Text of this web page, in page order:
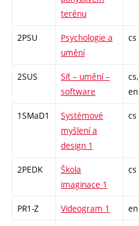
terénu
2PSU
Psychologie a
umění
cs
2SUS
Síť – umění –
software
cs,
en
1SMaD1
Systémové
myšlení a
design 1
cs
2PEDK
Škola
imaginace 1
cs
PR1-Z Videogram 1 en